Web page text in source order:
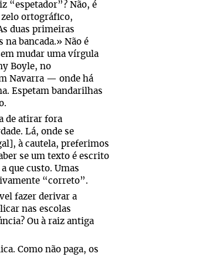
“espetador”? Não, é
zelo ortográfico,
duas primeiras
bancada.» Não é
mudar uma vírgula
Boyle, no
Navarra — onde há
Espetam bandarilhas
de atirar fora
Lá, onde se
à cautela, preferimos
se um texto é escrito
que custo. Umas
“correto”.
fazer derivar a
nas escolas
Ou à raiz antiga
Como não paga, os